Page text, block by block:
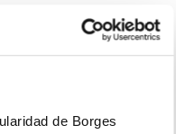
de Borges
de